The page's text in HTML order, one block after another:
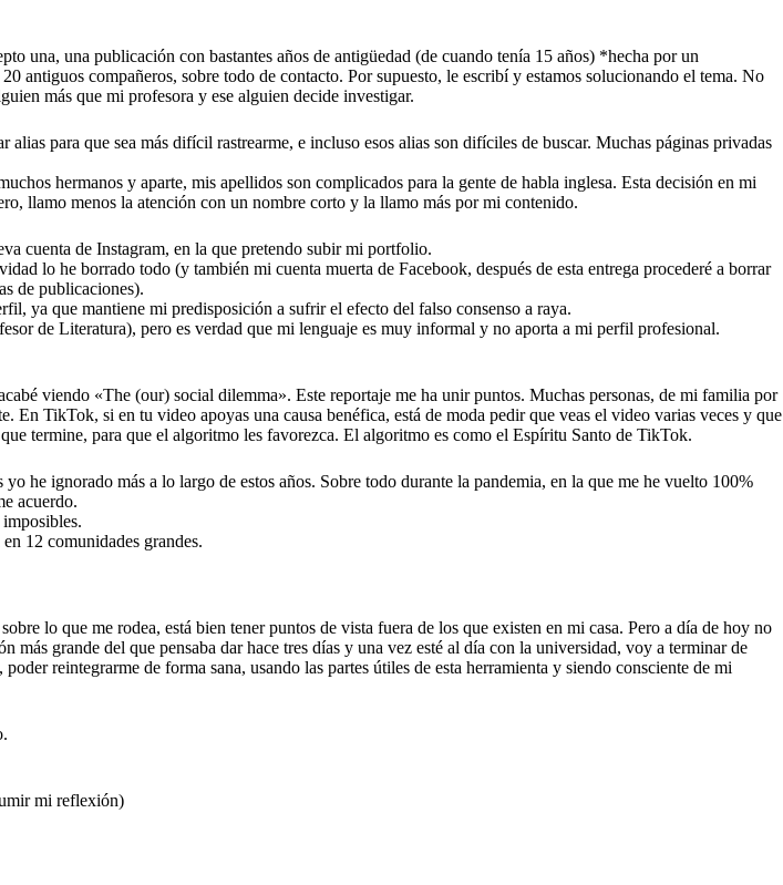
una, una publicación con bastantes años de antigüedad (de cuando tenía 15 años) *hecha por un
antiguos compañeros, sobre todo de contacto. Por supuesto, le escribí y estamos solucionando el tema. No
más que mi profesora y ese alguien decide investigar.
para que sea más difícil rastrearme, e incluso esos alias son difíciles de buscar. Muchas páginas privadas
hermanos y aparte, mis apellidos son complicados para la gente de habla inglesa. Esta decisión en mi
llamo menos la atención con un nombre corto y la llamo más por mi contenido.
cuenta de Instagram, en la que pretendo subir mi portfolio.
lo he borrado todo (y también mi cuenta muerta de Facebook, después de esta entrega procederé a borrar
de publicaciones).
ya que mantiene mi predisposición a sufrir el efecto del falso consenso a raya.
de Literatura), pero es verdad que mi lenguaje es muy informal y no aporta a mi perfil profesional.
viendo «The (our) social dilemma». Este reportaje me ha unir puntos. Muchas personas, de mi familia por
TikTok, si en tu video apoyas una causa benéfica, está de moda pedir que veas el video varias veces y que
termine, para que el algoritmo les favorezca. El algoritmo es como el Espíritu Santo de TikTok.
he ignorado más a lo largo de estos años. Sobre todo durante la pandemia, en la que me he vuelto 100%
acuerdo.
12 comunidades grandes.
lo que me rodea, está bien tener puntos de vista fuera de los que existen en mi casa. Pero a día de hoy no
grande del que pensaba dar hace tres días y una vez esté al día con la universidad, voy a terminar de
reintegrarme de forma sana, usando las partes útiles de esta herramienta y siendo consciente de mi
mi reflexión)